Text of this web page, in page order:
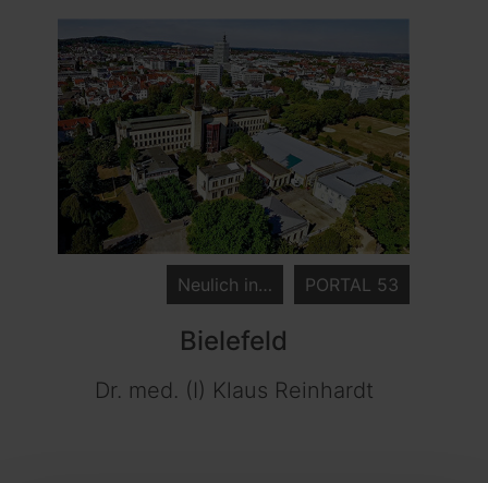
PORTAL 53
Neulich in…
Bielefeld
Dr. med. (I) Klaus Reinhardt